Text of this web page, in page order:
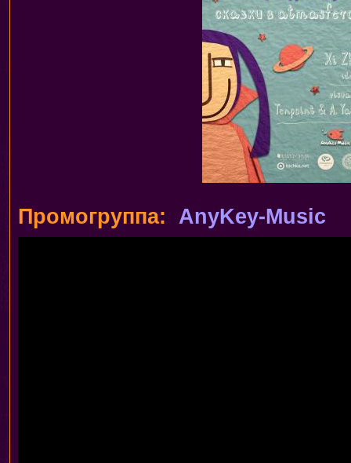
Промогруппа: AnyKey-Music